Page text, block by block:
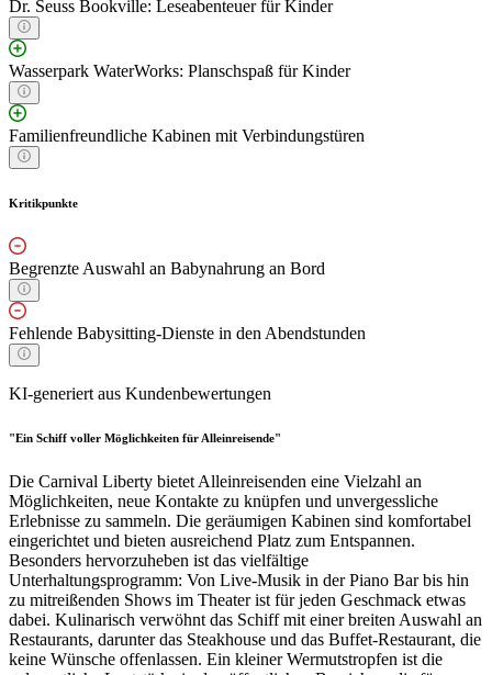
Dr. Seuss Bookville: Leseabenteuer für Kinder
Wasserpark WaterWorks: Planschspaß für Kinder
Familienfreundliche Kabinen mit Verbindungstüren
Kritikpunkte
Begrenzte Auswahl an Babynahrung an Bord
Fehlende Babysitting-Dienste in den Abendstunden
KI-generiert aus Kundenbewertungen
"Ein Schiff voller Möglichkeiten für Alleinreisende"
Die Carnival Liberty bietet Alleinreisenden eine Vielzahl an
Möglichkeiten, neue Kontakte zu knüpfen und unvergessliche
Erlebnisse zu sammeln. Die geräumigen Kabinen sind komfortabel
eingerichtet und bieten ausreichend Platz zum Entspannen.
Besonders hervorzuheben ist das vielfältige
Unterhaltungsprogramm: Von Live-Musik in der Piano Bar bis hin
zu mitreißenden Shows im Theater ist für jeden Geschmack etwas
dabei. Kulinarisch verwöhnt das Schiff mit einer breiten Auswahl an
Restaurants, darunter das Steakhouse und das Buffet-Restaurant, die
keine Wünsche offenlassen. Ein kleiner Wermutstropfen ist die